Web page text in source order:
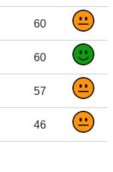
60
60
57
46